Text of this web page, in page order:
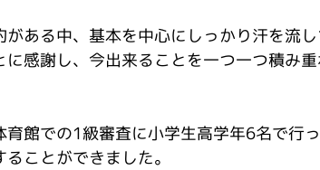
ある中、基本を中心にしっかり汗を流
感謝し、今出来ることを一つ一つ積み
館での1級審査に小学生高学年6名で行っ
ことができました。